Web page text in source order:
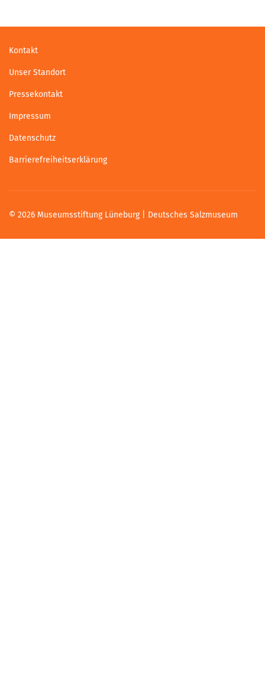
Kontakt
Unser Standort
Pressekontakt
Impressum
Datenschutz
Barrierefreiheitserklärung
© 2026 Museumsstiftung Lüneburg | Deutsches Salzmuseum